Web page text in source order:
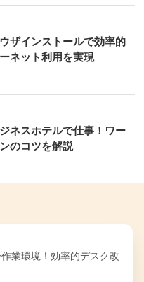
ザインストールで効率的
ネット利用を実現
ネスホテルで仕事！ワー
のコツを解説
業環境！効率的デスク改